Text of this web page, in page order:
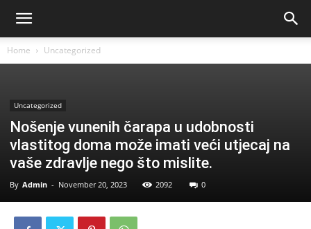
Home Uncategorized
Uncategorized
Nošenje vunenih čarapa u udobnosti
vlastitog doma može imati veći utjecaj na
vaše zdravlje nego što mislite.
By Admin - November 20, 2023 2092 0